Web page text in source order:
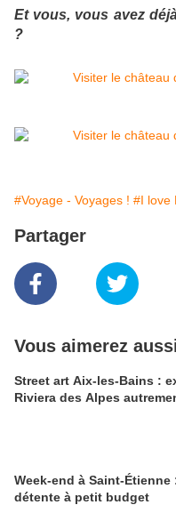
Et vous, vous avez
?
#Voyage - Voyages ! #I love
Partager
Vous aimerez
Street art Aix-les-Bains :
Riviera des Alpes
Week-end à Saint-
détente à petit budget